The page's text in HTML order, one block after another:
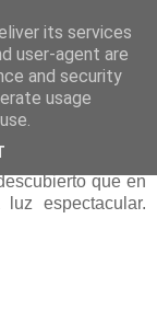
que en
espectacular.
its services
user-agent are
and security
usage